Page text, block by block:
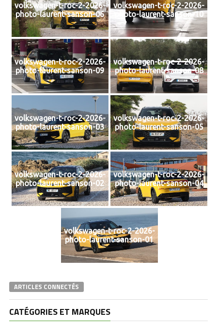
volkswagen-t-roc-2-2026-
photo-laurent-sanson-06
volkswagen-t-roc-2-2026-
photo-laurent-sanson-10
volkswagen-t-roc-2-2026-
photo-laurent-sanson-09
volkswagen-t-roc-2-2026-
photo-laurent-sanson-08
volkswagen-t-roc-2-2026-
photo-laurent-sanson-03
volkswagen-t-roc-2-2026-
photo-laurent-sanson-05
volkswagen-t-roc-2-2026-
photo-laurent-sanson-02
volkswagen-t-roc-2-2026-
photo-laurent-sanson-04
volkswagen-t-roc-2-2026-
photo-laurent-sanson-01
ARTICLES CONNECTÉS
CATÉGORIES ET MARQUES